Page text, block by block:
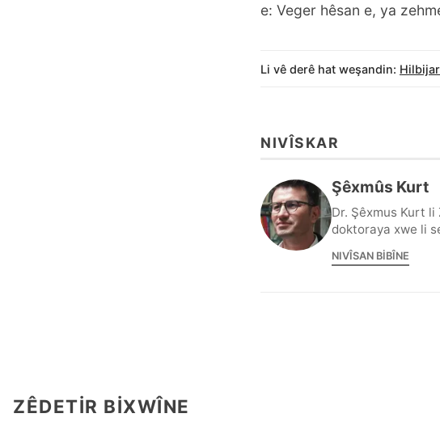
e: Veger hêsan e, ya
Li vê derê hat weşandin:
NIVÎSKAR
Şêxmûs Kurt
Dr. Şêxmus Kurt
doktoraya xwe li
NIVÎSAN BIBÎNE
ZÊDETIR BIXWÎNE